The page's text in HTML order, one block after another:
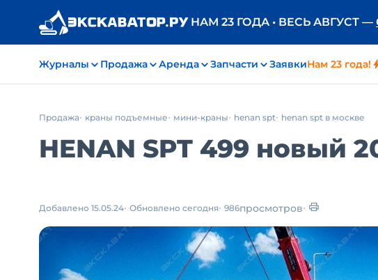
НАМ 23 ГОДА • ВЕСЬ АВГУСТ —
Журналы Продажа Аренда Запчасти ЗаявкиНам 23 года!
Продажа краны подъемные мини-краны henan spt henan spt в москве
HENAN SPT 499 новый
Добавлено 15.05.24 Обновлено сегодня 986просмотров